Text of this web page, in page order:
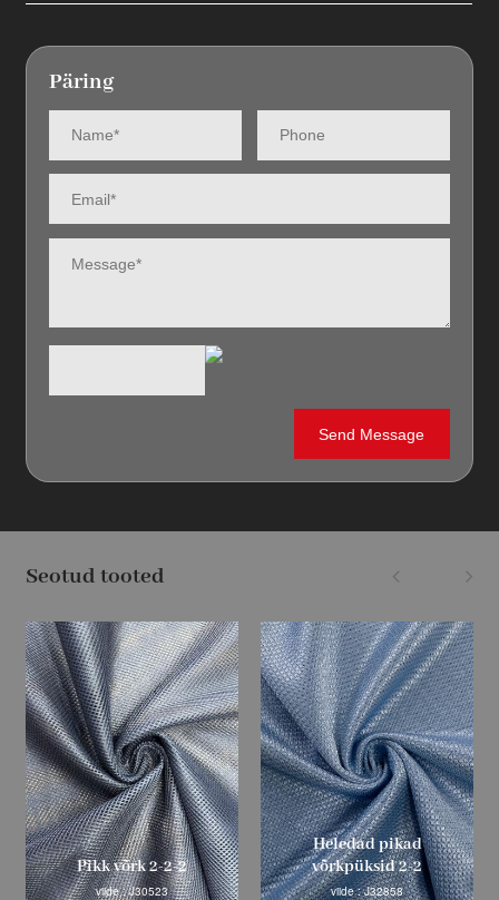
Päring
Seotud tooted
Pikk võrk 2-2-2
viide : J30523
Heledad pikad
võrkpüksid 2-2
viide : J32858